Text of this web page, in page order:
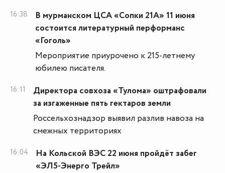
16:38
В мурманском ЦСА «Сопки 21А» 11 июня
состоится литературный перформанс
«Гоголь»
Мероприятие приурочено к 215-летнему
юбилею писателя.
16:11
Директора совхоза «Тулома» оштрафовали
за изгаженные пять гектаров земли
Россельхознадзор выявил разлив навоза на
смежных территориях
16:04
На Кольской ВЭС 22 июня пройдёт забег
«ЭЛ5-Энерго Трейл»